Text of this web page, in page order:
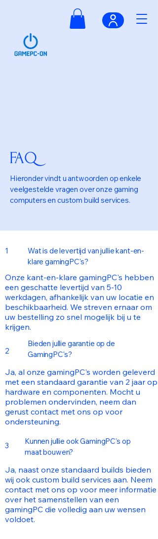
FAQ
Hieronder vindt u antwoorden op enkele
veelgestelde vragen over onze gaming
computers en custom build services.
1
Wat is de levertijd van jullie kant-en-
klare gamingPC's?
Onze kant-en-klare gamingPC's hebben
een geschatte levertijd van 5-10
werkdagen, afhankelijk van uw locatie en
beschikbaarheid. We streven ernaar om
uw bestelling zo snel mogelijk bij u te
krijgen.
2
Bieden jullie garantie op de
GamingPC's?
Ja, al onze gamingPC's worden geleverd
met een standaard garantie van 2 jaar op
hardware en componenten. Mocht u
problemen ondervinden, neem dan
gerust contact met ons op voor
ondersteuning.
3
Kunnen jullie ook GamingPC's op
maat bouwen?
Ja, naast onze standaard builds bieden
wij ook custom build services aan. Neem
contact met ons op voor meer informatie
over het samenstellen van een
gamingPC die volledig aan uw wensen
voldoet.